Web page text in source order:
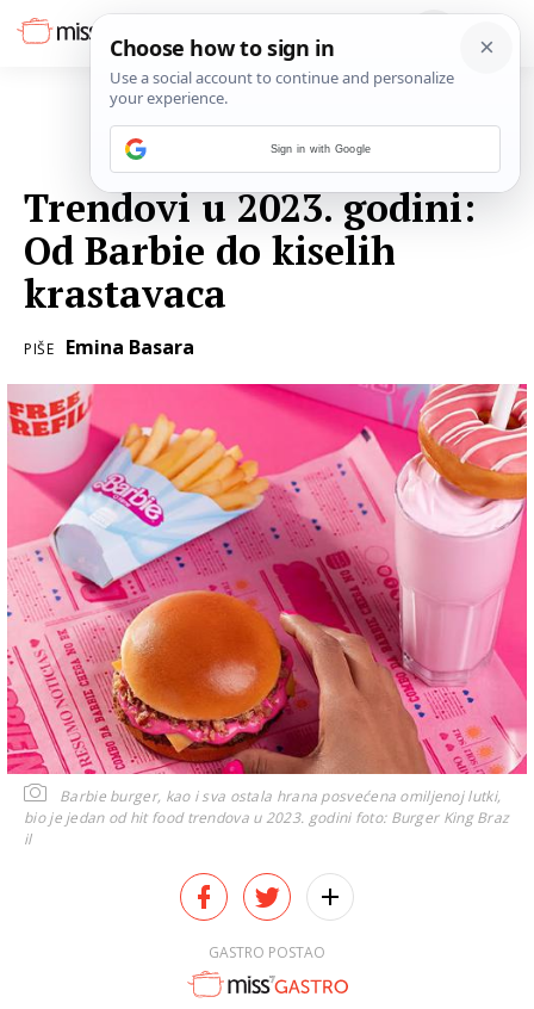
Trendovi u 2023. godini:
Od Barbie do kiselih
krastavaca
PIŠE Emina Basara
Barbie burger, kao i sva ostala hrana posvećena omiljenoj lutki,
bio je jedan od hit food trendova u 2023. godini foto: Burger King Braz
il
GASTRO POSTAO
Sign in with Google